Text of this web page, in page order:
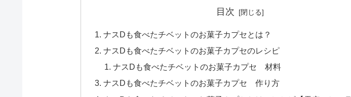
目次
ナスDも食べたチベットのお菓子カプセとは？
ナスDも食べたチベットのお菓子カプセのレシピ
ナスDも食べたチベットのお菓子カプセ 材料
ナスDも食べたチベットのお菓子カプセ 作り方